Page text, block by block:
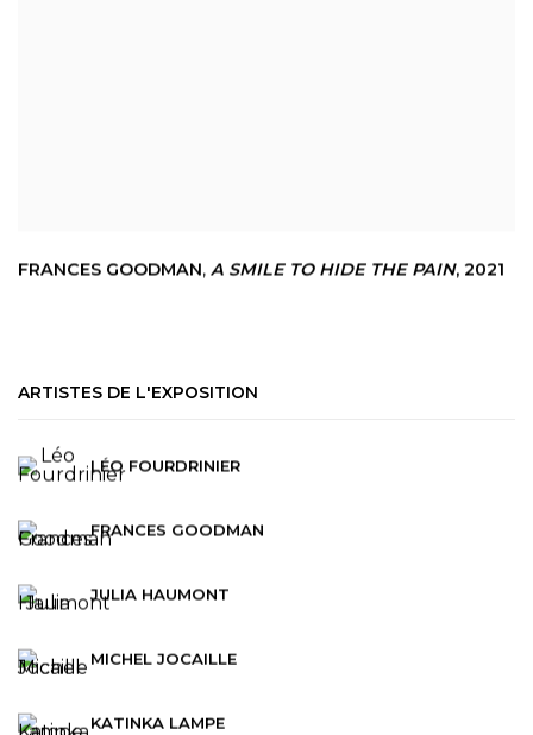
FRANCES GOODMAN, A SMILE TO HIDE THE PAIN, 2021
ARTISTES DE L'EXPOSITION
LÉO FOURDRINIER
FRANCES GOODMAN
JULIA HAUMONT
MICHEL JOCAILLE
KATINKA LAMPE